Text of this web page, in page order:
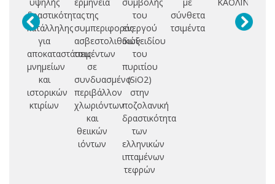
δραστικότητας
κατάλληλης
για
αποκαταστάσεις
μνημείων
και
ιστορικών
κτιρίων
της
συμπεριφοράς
ασβεστολιθικών
τσιμέντων
σε
συνδυασμένο
περιβάλλον
χλωριόντων
και
θειικών
ιόντων
του
ενεργού
διοξειδίου
του
πυριτίου
(SiO2)
στην
ποζολανική
δραστικότητα
των
ελληνικών
ιπταμένων
τεφρών
σύνθετα
τσιμέντα